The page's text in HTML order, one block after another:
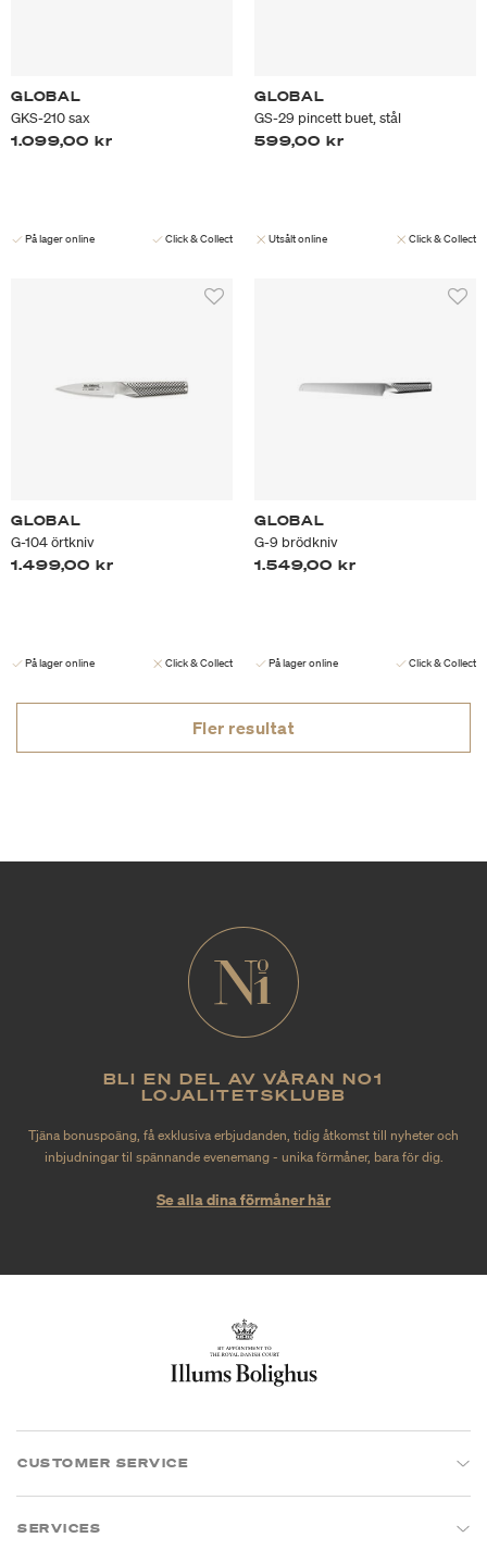
GLOBAL
GKS-210 sax
1.099,00 kr
På lager online Click & Collect
GLOBAL
GS-29 pincett buet, stål
599,00 kr
Utsålt online Click & Collect
GLOBAL
G-104 örtkniv
1.499,00 kr
På lager online Click & Collect
GLOBAL
G-9 brödkniv
1.549,00 kr
På lager online Click & Collect
Fler resultat
BLI EN DEL AV VÅRAN NO1
LOJALITETSKLUBB
Tjäna bonuspoäng, få exklusiva erbjudanden, tidig åtkomst till nyheter och
inbjudningar til spännande evenemang - unika förmåner, bara för dig.
Se alla dina förmåner här
CUSTOMER SERVICE
SERVICES